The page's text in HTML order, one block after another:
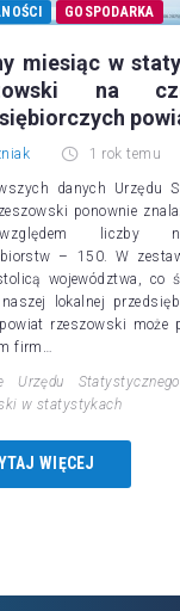
GOSPODARKA
miesiąc w
na
1 rok temu
danych Urzędu
ponownie
liczby
– 150. W
województwa, co
lokalnej
rzeszowski może
firm…
Urzędu
w statystykach
WIĘCEJ